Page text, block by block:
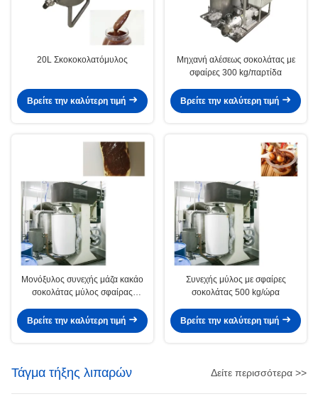
20L Σκοκοκολατόμυλος
Βρείτε την καλύτερη τιμή
Μηχανή αλέσεως σοκολάτας με
σφαίρες 300 kg/παρτίδα
Βρείτε την καλύτερη τιμή
Μονόξυλος συνεχής μάζα κακάο
σοκολάτας μύλος σφαίρας
Βρείτε την καλύτερη τιμή
Συνεχής μύλος με σφαίρες
σοκολάτας 500 kg/ώρα
Βρείτε την καλύτερη τιμή
Τάγμα τήξης λιπαρών Δείτε περισσότερα >>